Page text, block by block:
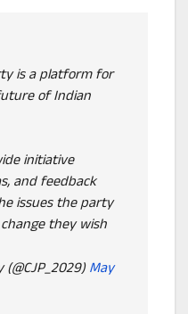
is a platform for
of Indian
initiative
and feedback
issues the party
they wish
May